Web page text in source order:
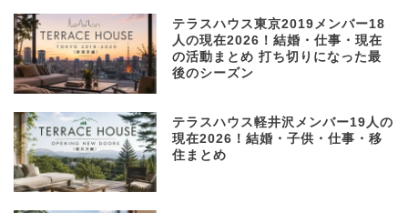
テラスハウス東京2019メンバー18
人の現在2026！結婚・仕事・現在
の活動まとめ 打ち切りになった最
後のシーズン
テラスハウス軽井沢メンバー19人の
現在2026！結婚・子供・仕事・移
住まとめ